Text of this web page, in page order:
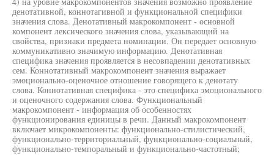
денотативной, коннотагивной и функциональной специфики
значения слова. Денотативный макрокомпонент - основной
компонент лексического значения слова, указывающий на
свойства, признаки предмета номинации. Он передает основную
коммуникативно значимую информацию. Денотативная
специфика значения проявляется в несовпадении денотативных
сем. Коннотативный макрокомпонент значения выражает
эмоционально-оценочное отношение говорящего к денотату
слова. Коннотативная специфика - это специфика эмоционального
и оценочного содержания слова. Функциональный
макрокомпонент - информация об особенностях
функционирования единицы в речи. Данный макрокомпонент
включает микрокомпоненты: функционально-стилистический,
функционально-территориальный, функционально-социальный,
функционально-темпоральный и функционально-частотный;